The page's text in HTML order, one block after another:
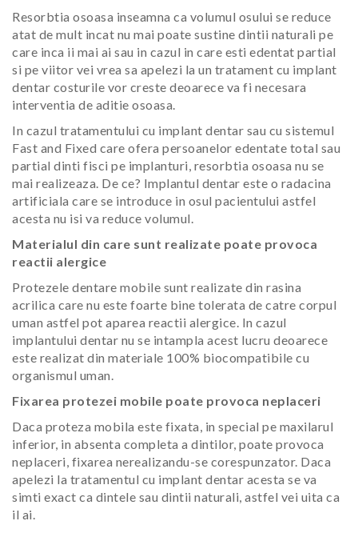
Resorbtia osoasa inseamna ca volumul osului se reduce
atat de mult incat nu mai poate sustine dintii naturali pe
care inca ii mai ai sau in cazul in care esti edentat partial
si pe viitor vei vrea sa apelezi la un tratament cu implant
dentar costurile vor creste deoarece va fi necesara
interventia de aditie osoasa.
In cazul tratamentului cu implant dentar sau cu sistemul
Fast and Fixed care ofera persoanelor edentate total sau
partial dinti fisci pe implanturi, resorbtia osoasa nu se
mai realizeaza. De ce? Implantul dentar este o radacina
artificiala care se introduce in osul pacientului astfel
acesta nu isi va reduce volumul.
Materialul din care sunt realizate poate provoca
reactii alergice
Protezele dentare mobile sunt realizate din rasina
acrilica care nu este foarte bine tolerata de catre corpul
uman astfel pot aparea reactii alergice. In cazul
implantului dentar nu se intampla acest lucru deoarece
este realizat din materiale 100% biocompatibile cu
organismul uman.
Fixarea protezei mobile poate provoca neplaceri
Daca proteza mobila este fixata, in special pe maxilarul
inferior, in absenta completa a dintilor, poate provoca
neplaceri, fixarea nerealizandu-se corespunzator. Daca
apelezi la tratamentul cu implant dentar acesta se va
simti exact ca dintele sau dintii naturali, astfel vei uita ca
il ai.